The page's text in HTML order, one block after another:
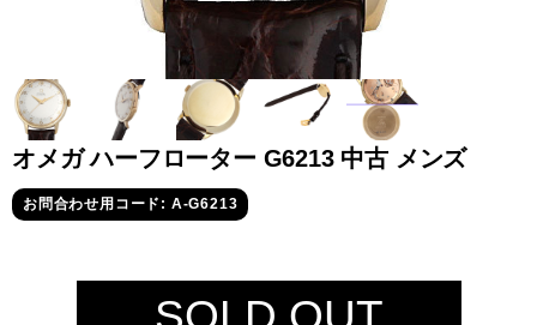
オーデマピゲ ウブロ
オメガ ハーフローター G6213 中古 メンズ
お問合わせ用コード: A-G6213